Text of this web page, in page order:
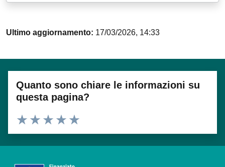
Ultimo aggiornamento: 17/03/2026, 14:33
Quanto sono chiare le informazioni su
questa pagina?